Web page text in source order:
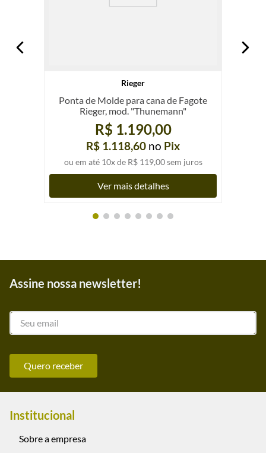
Rieger
Ponta de Molde para cana de Fagote
Rieger, mod. "Thunemann"
R$ 1.190,00
R$ 1.118,60 no Pix
ou em até 10x de R$ 119,00sem juros
Ver mais detalhes
Assine nossa newsletter!
Quero receber
Institucional
Sobre a empresa